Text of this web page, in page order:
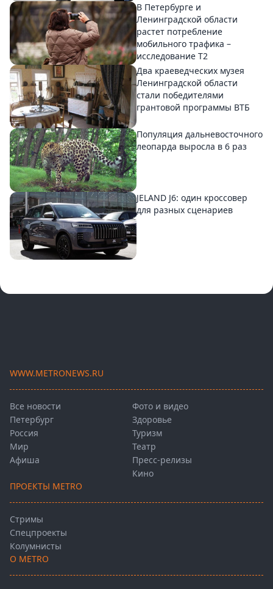
В Петербурге и
Ленинградской области
растет потребление
мобильного трафика –
исследование T2
Два краеведческих музея
Ленинградской области
стали победителями
грантовой программы ВТБ
Популяция дальневосточного
леопарда выросла в 6 раз
JELAND J6: один кроссовер
для разных сценариев
WWW.METRONEWS.RU
Все новости
Петербург
Россия
Мир
Афиша
Фото и видео
Здоровье
Туризм
Театр
Пресс-релизы
Кино
ПРОЕКТЫ METRO
Стримы
Спецпроекты
Колумнисты
О METRO